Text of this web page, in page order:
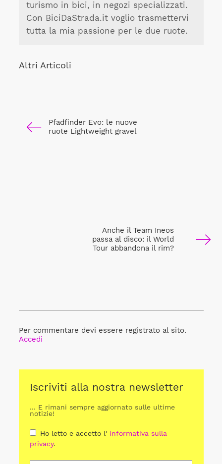
turismo in bici, in negozi specializzati.
Con BiciDaStrada.it voglio trasmettervi
tutta la mia passione per le due ruote.
Altri Articoli
Pfadfinder Evo: le nuove
ruote Lightweight gravel
Anche il Team Ineos
passa al disco: il World
Tour abbandona il rim?
Per commentare devi essere registrato al sito.
Accedi
Iscriviti alla nostra newsletter
... E rimani sempre aggiornato sulle ultime
notizie!
Ho letto e accetto l' informativa sulla
privacy.